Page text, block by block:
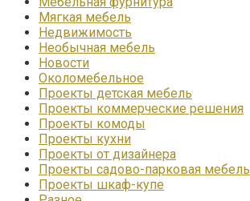
Мягкая мебель
Недвижимость
Необычная мебель
Новости
Околомебельное
Проекты детская мебель
Проекты коммерческие решения
Проекты комоды
Проекты кухни
Проекты от дизайнера
Проекты садово-парковая мебель
Проекты шкаф-купе